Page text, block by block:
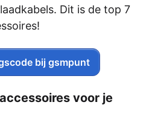
Dit is de top 7
bij gsmpunt
voor je